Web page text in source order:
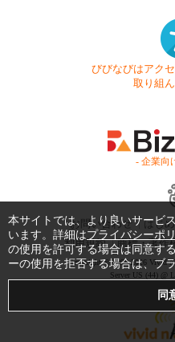
びびなびはアク
取り組ん
- 企業向
お問い合わせ はじ
利用規約
商標・著作
Copyright © 1999-2026 Vivid
Server US (44) @
本サイトでは、より良いサービ
います。詳細はプライバシーポ
の使用を許可する場合は同意す
ーの使用を拒否する場合は、ブ